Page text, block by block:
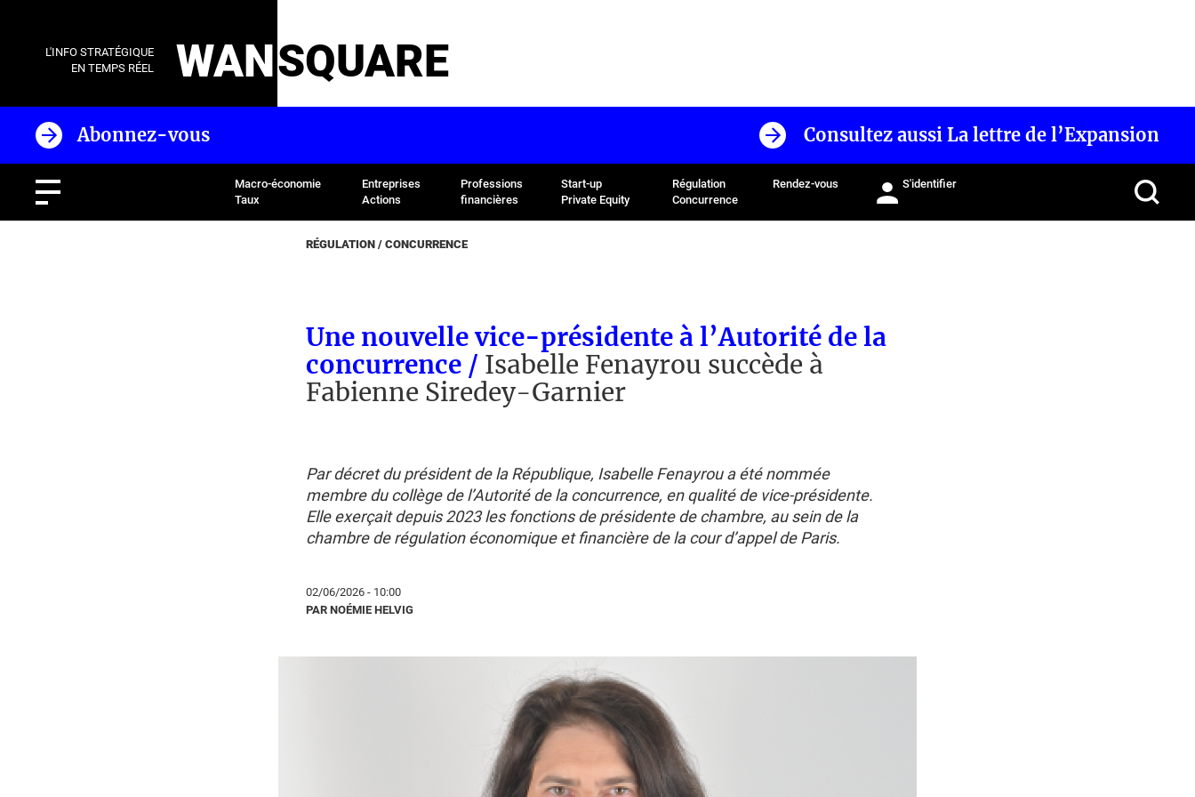
L'INFO STRATÉGIQUE
EN TEMPS RÉEL
WANSQUARE
Abonnez-vous Consultez aussi La lettre de l’Expansion
Macro-économie
Taux
Entreprises
Actions
Professions
financières
Start-up
Private Equity
Régulation
Concurrence
Rendez-vous S'identifier
RÉGULATION / CONCURRENCE
Une nouvelle vice-présidente à l’Autorité de la
concurrence / Isabelle Fenayrou succède à
Fabienne Siredey-Garnier
Par décret du président de la République, Isabelle Fenayrou a été nommée
membre du collège de l’Autorité de la concurrence, en qualité de vice-présidente.
Elle exerçait depuis 2023 les fonctions de présidente de chambre, au sein de la
chambre de régulation économique et financière de la cour d’appel de Paris.
02/06/2026 - 10:00
PAR NOÉMIE HELVIG